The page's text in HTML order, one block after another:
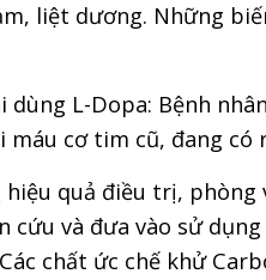
liệt dương. Những
dùng L-Dopa: Bệnh
máu cơ tim cũ, đang có
quả điều trị,
cứu và đưa vào sử
chất ức chế khử